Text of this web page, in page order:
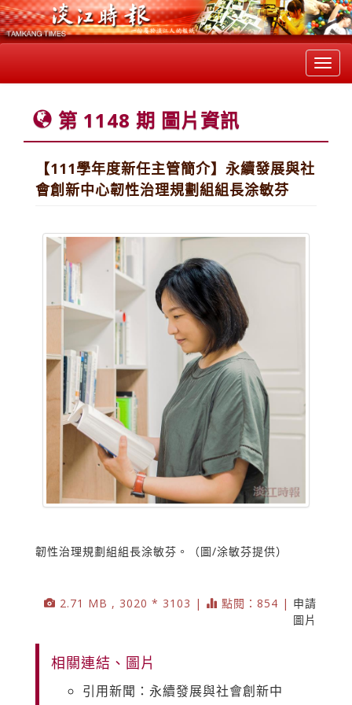
第 1148 期 圖片資訊
【111學年度新任主管簡介】永續發展與社
會創新中心韌性治理規劃組組長涂敏芬
韌性治理規劃組組長涂敏芬。（圖/涂敏芬提供）
2.71 MB , 3020 * 3103 | 點閱：854 | 申請
圖片
相關連結、圖片
引用新聞：永續發展與社會創新中